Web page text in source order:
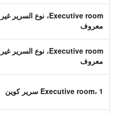
Executive room، نوع السرير غير
معروف
Executive room، نوع السرير غير
معروف
Executive room، 1 سرير كوين